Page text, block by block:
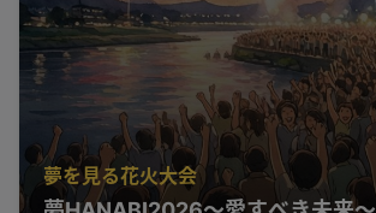
夢を見る花火大会